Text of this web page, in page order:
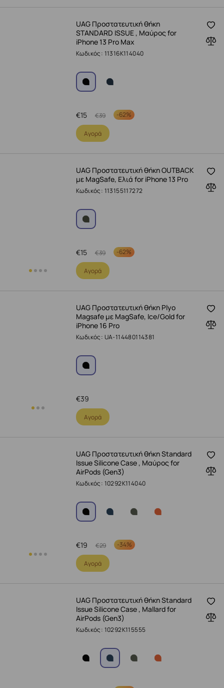
UAG Προστατευτική θήκη
STANDARD ISSUE , Μαύρος for
iPhone 13 Pro Max
Κωδικός: 11316K114040
15
€ 39
€ -62%
Αγορά
UAG Προστατευτική θήκη OUTBACK
με MagSafe, Ελιά for iPhone 13 Pro
Κωδικός: 113155117272
15
€ 39
€ -62%
Αγορά
UAG Προστατευτική θήκη Plyo
Magsafe με MagSafe, Ice/Gold for
iPhone 16 Pro
Κωδικός: UA-114480114381
39
€
Αγορά
UAG Προστατευτική θήκη Standard
Issue Silicone Case , Μαύρος for
AirPods (Gen3)
Κωδικός: 10292K114040
19
€ 29
€ -34%
Αγορά
UAG Προστατευτική θήκη Standard
Issue Silicone Case , Mallard for
AirPods (Gen3)
Κωδικός: 10292K115555